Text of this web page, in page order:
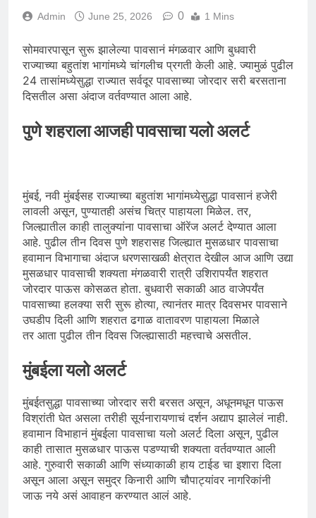
Admin June 25, 2026 0 1 Mins
सोमवारपासून सुरू झालेल्या पावसानं मंगळवार आणि बुधवारी
राज्याच्या बहुतांश भागांमध्ये चांगलीच प्रगती केली आहे. ज्यामुळं पुढील
24 तासांमध्येसुद्धा राज्यात सर्वदूर पावसाच्या जोरदार सरी बरसताना
दिसतील असा अंदाज वर्तवण्यात आला आहे.
पुणे शहराला आजही पावसाचा यलो अलर्ट
मुंबई, नवी मुंबईसह राज्याच्या बहुतांश भागांमध्येसुद्धा पावसानं हजेरी
लावली असून, पुण्यातही असंच चित्र पाहायला मिळेल. तर,
जिल्ह्यातील काही तालुक्यांना पावसाचा ऑरेंज अलर्ट देण्यात आला
आहे. पुढील तीन दिवस पुणे शहरासह जिल्ह्यात मुसळधार पावसाचा
हवामान विभागाचा अंदाज धरणसाखळी क्षेत्रात देखील आज आणि उद्या
मुसळधार पावसाची शक्यता मंगळवारी रात्री उशिरापर्यंत शहरात
जोरदार पाऊस कोसळत होता. बुधवारी सकाळी आठ वाजेपर्यंत
पावसाच्या हलक्या सरी सुरू होत्या, त्यानंतर मात्र दिवसभर पावसाने
उघडीप दिली आणि शहरात ढगाळ वातावरण पाहायला मिळाले
तर आता पुढील तीन दिवस जिल्ह्यासाठी महत्त्वाचे असतील.
मुंबईला यलो अलर्ट
मुंबईतसुद्धा पावसाच्या जोरदार सरी बरसत असून, अधूनमधून पाऊस
विश्रांती घेत असला तरीही सूर्यनारायणाचं दर्शन अद्याप झालेलं नाही.
हवामान विभाहानं मुंबईला पावसाचा यलो अलर्ट दिला असून, पुढील
काही तासात मुसळधार पाऊस पडण्याची शक्यता वर्तवण्यात आली
आहे. गुरुवारी सकाळी आणि संध्याकाळी हाय टाईड चा इशारा दिला
असून आला असून समुद्र किनारी आणि चौपाट्यांवर नागरिकांनी
जाऊ नये असं आवाहन करण्यात आलं आहे.